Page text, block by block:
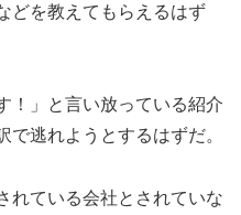
どを教えてもらえるはず
！」と言い放っている紹介
逃れようとするはずだ。
れている会社とされていな